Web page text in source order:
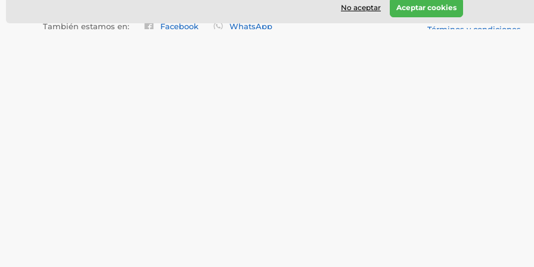
También estamos en: Facebook WhatsApp
Política de privacidad
Términos y condiciones
No aceptar Aceptar cookies